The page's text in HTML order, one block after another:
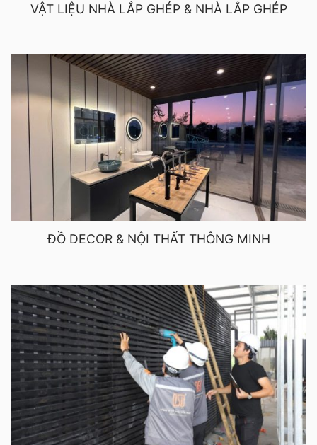
VẬT LIỆU NHÀ LẮP GHÉP & NHÀ LẮP GHÉP
ĐỒ DECOR & NỘI THẤT THÔNG MINH